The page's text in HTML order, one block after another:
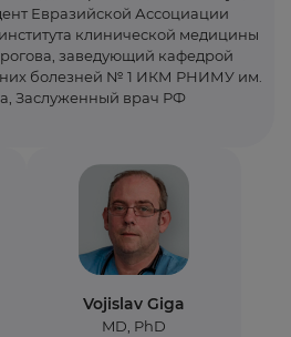
Евразийской Ассоциации
клинической медицины
заведующий кафедрой
болезней № 1 ИКМ РНИМУ им.
Заслуженный врач РФ
Vojislav Giga
MD, PhD